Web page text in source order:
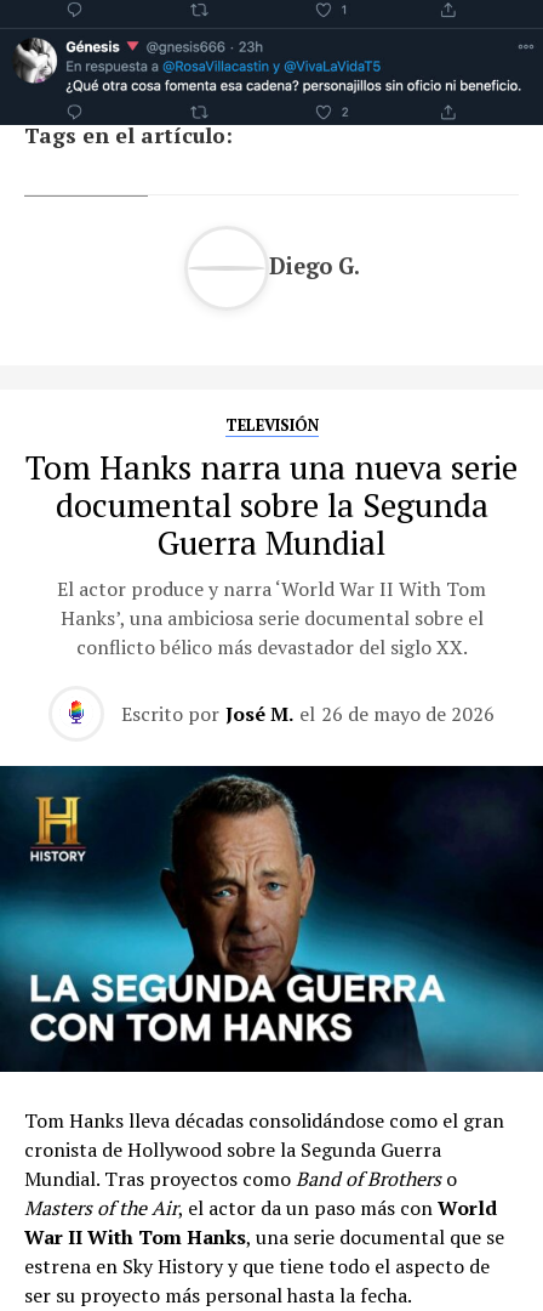
Tags en el artículo:
Diego G.
TELEVISIÓN
Tom Hanks narra una nueva serie
documental sobre la Segunda
Guerra Mundial
El actor produce y narra ‘World War II With Tom
Hanks’, una ambiciosa serie documental sobre el
conflicto bélico más devastador del siglo XX.
Escrito por José M. el 26 de mayo de 2026
Tom Hanks lleva décadas consolidándose como el gran
cronista de Hollywood sobre la Segunda Guerra
Mundial. Tras proyectos comoBand of Brotherso
Masters of the Air, el actor da un paso más conWorld
War II With Tom Hanks, una serie documental que se
estrena en Sky History y que tiene todo el aspecto de
ser su proyecto más personal hasta la fecha.